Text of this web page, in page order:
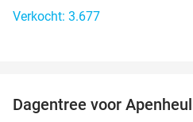
Verkocht: 3.677
Dagentree voor Apenheul